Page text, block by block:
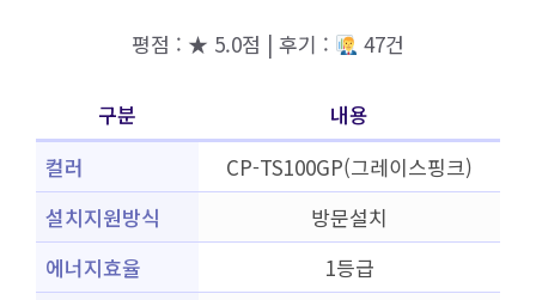
평점 : ★ 5.0점 | 후기 : 47건
구분
내용
컬러
CP-TS100GP(그레이스핑크)
설치지원방식
방문설치
에너지효율
1등급